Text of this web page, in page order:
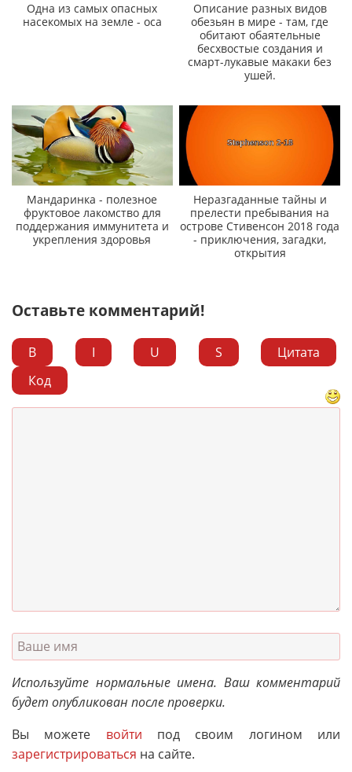
Одна из самых опасных
насекомых на земле - оса
Описание разных видов
обезьян в мире - там, где
обитают обаятельные
бесхвостые создания и
смарт-лукавые макаки без
ушей.
Мандаринка - полезное
фруктовое лакомство для
поддержания иммунитета и
укрепления здоровья
Неразгаданные тайны и
прелести пребывания на
острове Стивенсон 2018 года
- приключения, загадки,
открытия
Оставьте комментарий!
B I U S
Цитата
Код
Используйте нормальные имена. Ваш комментарий
будет опубликован после проверки.
Вы можете войти под своим логином или
зарегистрироваться на сайте.